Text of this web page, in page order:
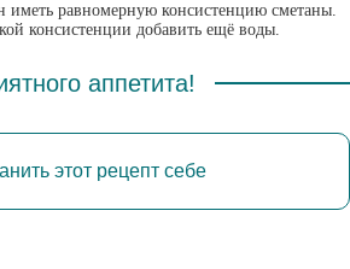
иметь равномерную консистенцию сметаны.
консистенции добавить ещё воды.
аппетита!
этот рецепт себе